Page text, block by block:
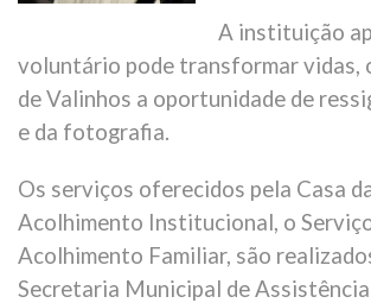
A instituição
voluntário pode transformar vidas,
de Valinhos a oportunidade de
e da fotografia.
Os serviços oferecidos pela Casa
Acolhimento Institucional, o
Acolhimento Familiar, são
Secretaria Municipal de